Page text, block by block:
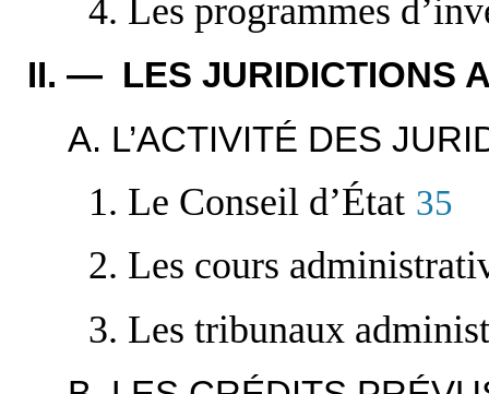
4. Les programmes
II. — LES JURIDICTIONS
A. L’ACTIVITÉ DES
1. Le Conseil d’État 35
2. Les cours
3. Les tribunaux